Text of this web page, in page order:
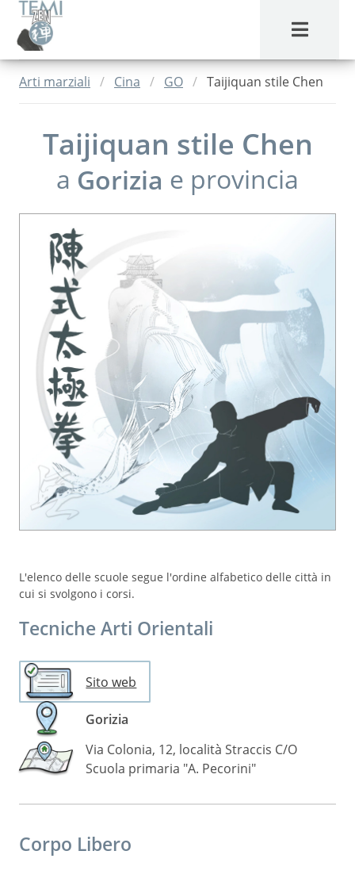
MENU
Arti marziali Cina GO Taijiquan stile Chen
Taijiquan stile Chen
a Gorizia e provincia
L'elenco delle scuole segue l'ordine alfabetico delle città in
cui si svolgono i corsi.
Tecniche Arti Orientali
Sito web
Gorizia
Via Colonia, 12, località Straccis C/O
Scuola primaria "A. Pecorini"
Corpo Libero